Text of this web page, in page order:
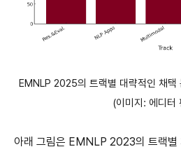
EMNLP 2025의 트랙별 대략적인 채
(이미지: 에디터
아래 그림은 EMNLP 2023의 트랙별